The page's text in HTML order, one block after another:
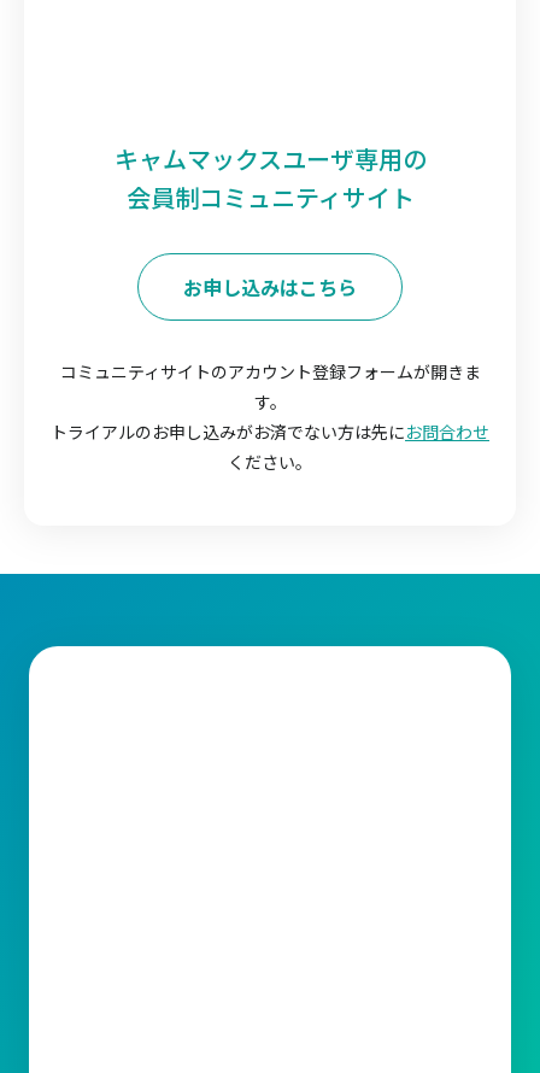
キャムマックスユーザ専用の
会員制コミュニティサイト
お申し込みはこちら
コミュニティサイトのアカウント登録フォームが開きま
す。
トライアルのお申し込みがお済でない方は先にお問合わせ
ください。